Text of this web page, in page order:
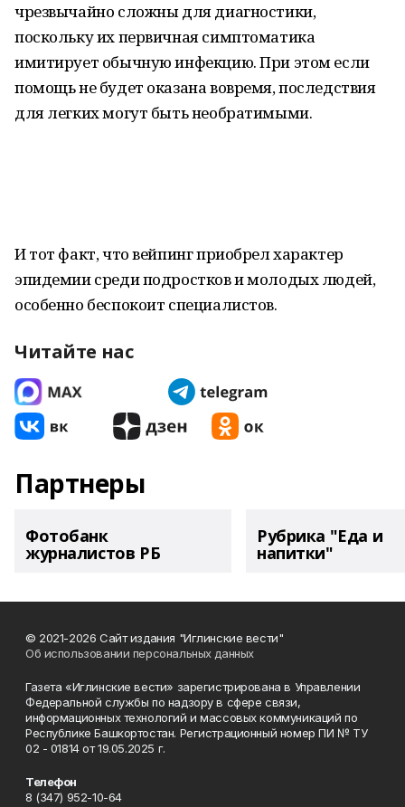
чрезвычайно сложны для диагностики,
поскольку их первичная симптоматика
имитирует обычную инфекцию. При этом если
помощь не будет оказана вовремя, последствия
для легких могут быть необратимыми.
И тот факт, что вейпинг приобрел характер
эпидемии среди подростков и молодых людей,
особенно беспокоит специалистов.
Читайте нас
Партнеры
Фотобанк
журналистов РБ
Рубрика "Еда и
напитки"
© 2021-2026 Сайт издания "Иглинские вести"
Об использовании персональных данных
Газета «Иглинские вести» зарегистрирована в Управлении
Федеральной службы по надзору в сфере связи,
информационных технологий и массовых коммуникаций по
Республике Башкортостан. Регистрационный номер ПИ № ТУ
02 - 01814 от 19.05.2025 г.
Телефон
8 (347) 952-10-64